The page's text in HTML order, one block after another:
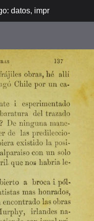
datos, impresiones,